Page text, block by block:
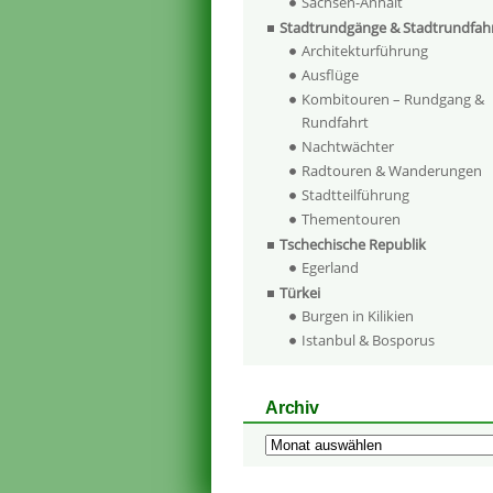
Stadtrundgänge &
Architekturführung
Ausflüge
Kombitouren – Rundgang &
Rundfahrt
Nachtwächter
Radtouren & Wanderungen
Stadtteilführung
Thementouren
Tschechische Republik
Egerland
Türkei
Burgen in Kilikien
Istanbul & Bosporus
Archiv
Archiv